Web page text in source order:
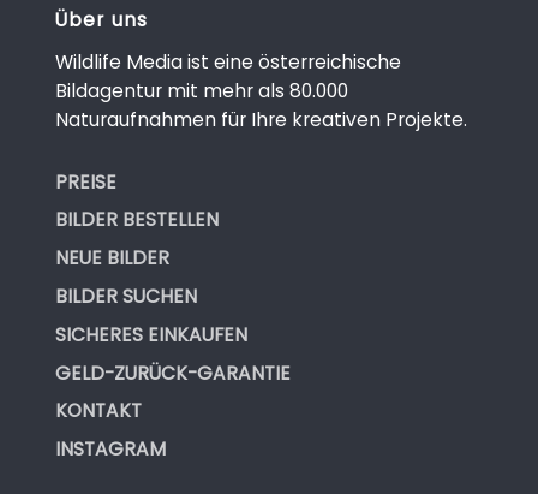
Über uns
Wildlife Media ist eine österreichische
Bildagentur mit mehr als 80.000
Naturaufnahmen für Ihre kreativen Projekte.
PREISE
BILDER BESTELLEN
NEUE BILDER
BILDER SUCHEN
SICHERES EINKAUFEN
GELD-ZURÜCK-GARANTIE
KONTAKT
INSTAGRAM